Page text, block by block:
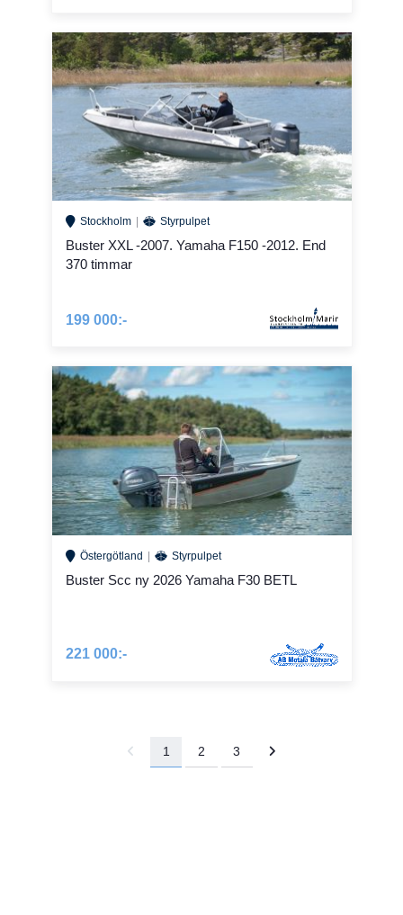
Stockholm Styrpulpet
Buster XXL -2007. Yamaha F150 -2012. End
370 timmar
199 000:-
Östergötland Styrpulpet
Buster Scc ny 2026 Yamaha F30 BETL
221 000:-
1 2 3